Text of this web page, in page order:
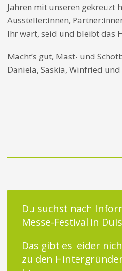
Jahren mit unseren gekreuzt
Aussteller:innen,
Ihr wart, seid und bleibt das
Macht’s gut, Mast- und
Daniela, Saskia, Winfried
Du suchst nach
Messe-Festival in
Das gibt es leider
zu den